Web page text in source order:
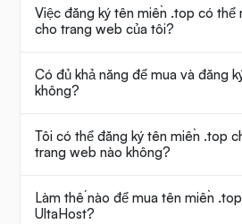
Việc đăng ký tên miền .top có thể
cho trang web của tôi?
Có đủ khả năng để mua và đăng
không?
Tôi có thể đăng ký tên miền .top
trang web nào không?
Làm thế nào để mua tên miền
UltaHost?